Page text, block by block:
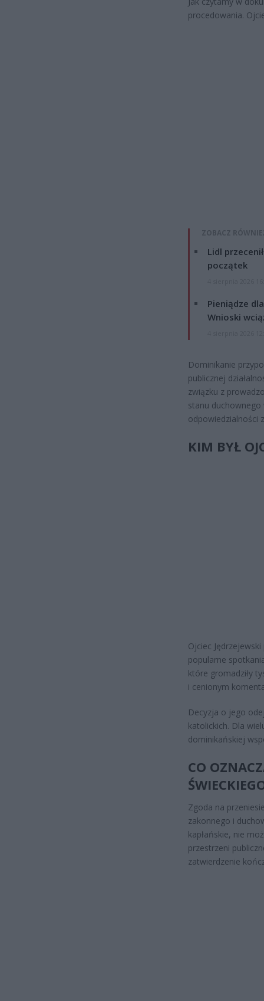
procedowania.
ZOBACZ
Lidl
początek
Pieniądze
Wnioski
Dominikanie
publicznej
związku z
stanu
odpowiedzialności
KIM BYŁ
Ojciec
popularne
które gromadziły
i cenionym
Decyzja o jego
katolickich. Dla
dominikańskiej
CO
Zgoda na
zakonnego i
kapłańskie, nie
przestrzeni
zatwierdzenie